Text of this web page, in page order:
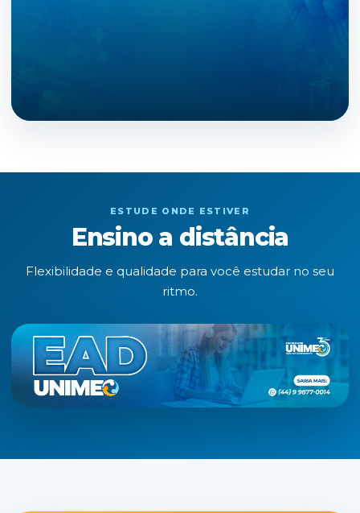
ESTUDE ONDE ESTIVER
Ensino a distância
Flexibilidade e qualidade para você estudar no seu
ritmo.